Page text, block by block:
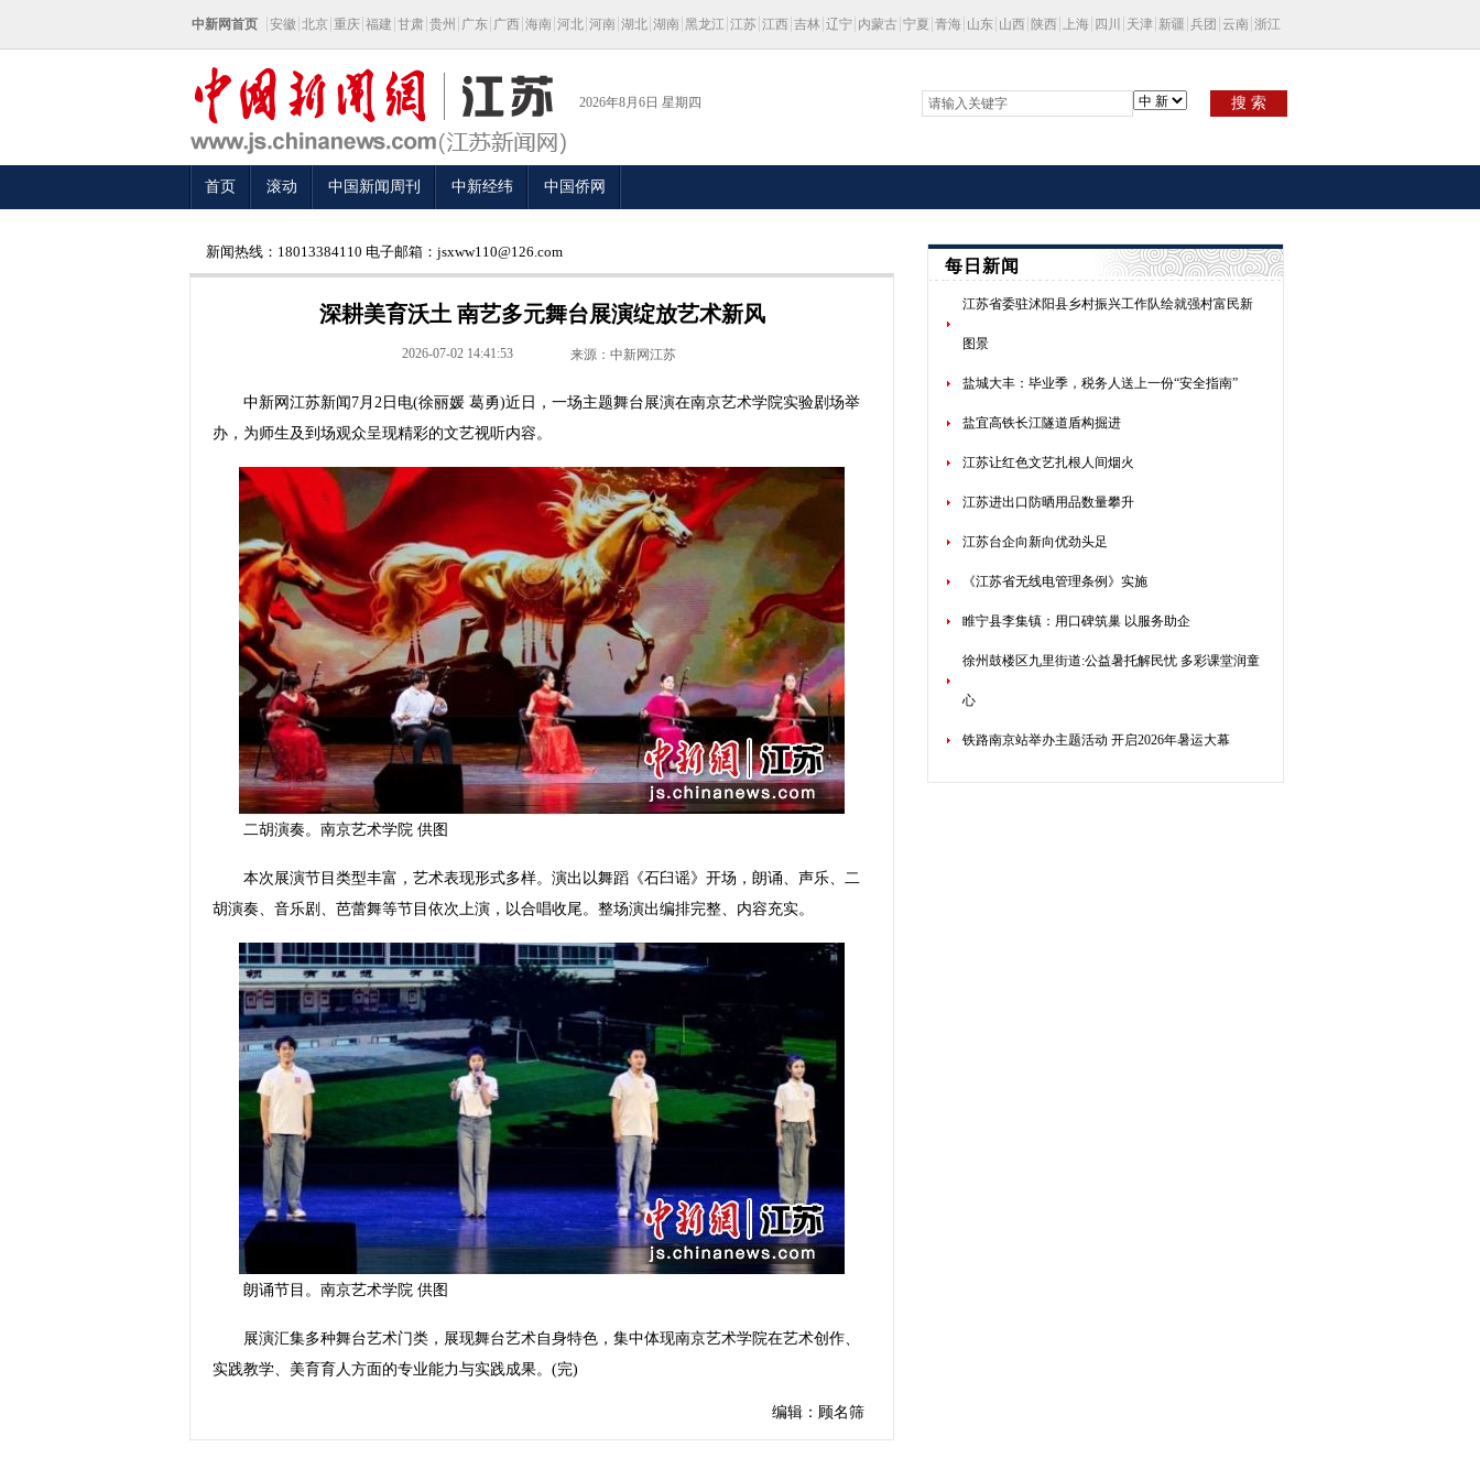
中新网首页 安徽 北京 重庆 福建 甘肃 贵州 广东 广西 海南 河北 河南 湖北 湖南 黑龙江 江苏 江西 吉林 辽宁 内蒙古 宁夏 青海 山东 山西 陕西 上海 四川 天津 新疆 兵团 云南 浙江
2026年8月6日 星期四 搜 索
首页 滚动 中国新闻周刊 中新经纬 中国侨网
新闻热线：18013384110 电子邮箱：jsxww110@126.com
深耕美育沃土 南艺多元舞台展演绽放艺术新风
2026-07-02 14:41:53 来源：中新网江苏
中新网江苏新闻7月2日电(徐丽媛 葛勇)近日，一场主题舞台展演在南京艺术学院实验剧场举
办，为师生及到场观众呈现精彩的文艺视听内容。
二胡演奏。南京艺术学院 供图
本次展演节目类型丰富，艺术表现形式多样。演出以舞蹈《石臼谣》开场，朗诵、声乐、二
胡演奏、音乐剧、芭蕾舞等节目依次上演，以合唱收尾。整场演出编排完整、内容充实。
朗诵节目。南京艺术学院 供图
展演汇集多种舞台艺术门类，展现舞台艺术自身特色，集中体现南京艺术学院在艺术创作、
实践教学、美育育人方面的专业能力与实践成果。(完)
编辑：顾名筛
每日新闻
江苏省委驻沭阳县乡村振兴工作队绘就强村富民新
图景
盐城大丰：毕业季，税务人送上一份“安全指南”
盐宜高铁长江隧道盾构掘进
江苏让红色文艺扎根人间烟火
江苏进出口防晒用品数量攀升
江苏台企向新向优劲头足
《江苏省无线电管理条例》实施
睢宁县李集镇：用口碑筑巢 以服务助企
徐州鼓楼区九里街道:公益暑托解民忧 多彩课堂润童
心
铁路南京站举办主题活动 开启2026年暑运大幕